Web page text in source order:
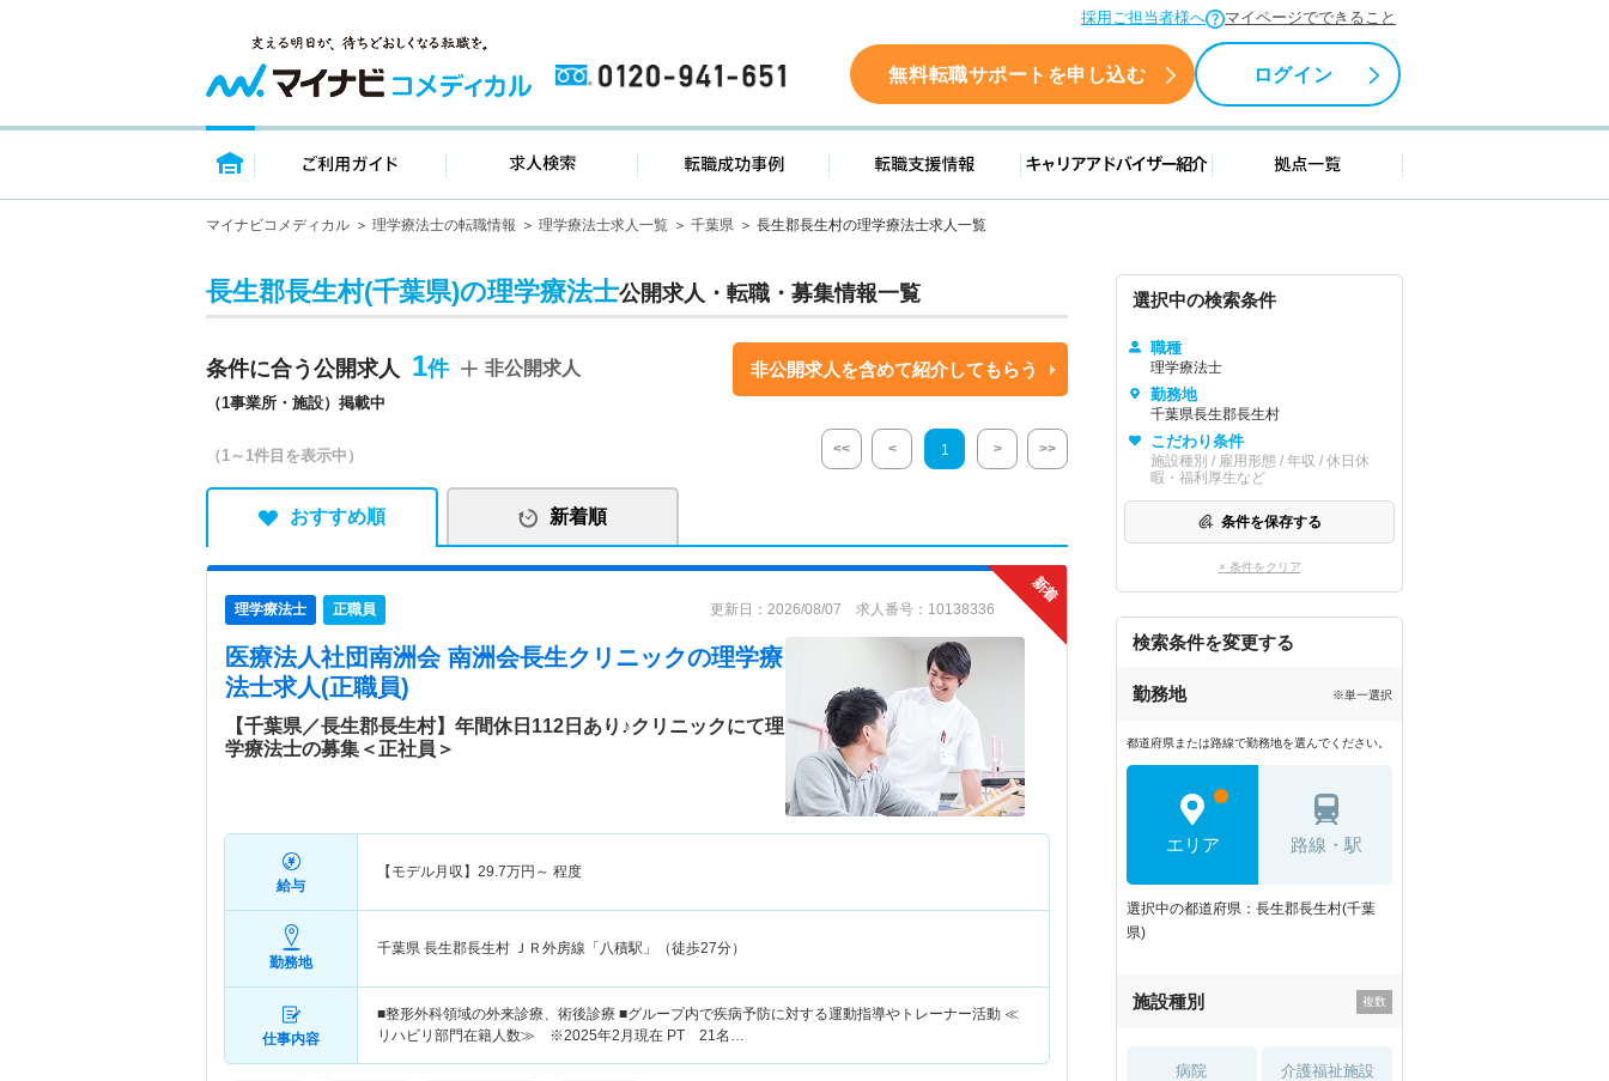
採用ご担当者様へ マイページでできること
0120-941-651 無料転職サポートを申し込む ログイン
トップページ ご利用ガイド 求人検索 転職成功事例 転職支援情報 キャリアアドバイザー紹介 拠点一覧
マイナビコメディカル 理学療法士の転職情報 理学療法士求人一覧 千葉県 長生郡長生村の理学療法士求人一覧
長生郡長生村(千葉県)の理学療法士公開求人・転職・募集情報一覧
条件に合う公開求人 1
（1事業所・施設）掲載中
非公開求人 非公開求人を含めて紹介してもらう
（1～1件目を表示中） << < 1 > >>
おすすめ順 新着順
理学療法士 正職員 更新日：2026/08/07 求人番号：10138336
医療法人社団南洲会 南洲会長生クリニックの理学療
法士求人(正職員)
【千葉県／長生郡長生村】年間休日112日あり♪クリニックにて理
学療法士の募集＜正社員＞
給与
【モデル月収】 29.7万円～ 程度
勤務地
千葉県 長生郡長生村 ＪＲ外房線「八積駅」（徒歩27分）
仕事内容
■整形外科領域の外来診療、術後診療 ■グループ内で疾病予防に対する運動指導やトレーナー活動 ≪
リハビリ部門在籍人数≫ ※2025年2月現在 PT 21名…
選択中の検索条件
職種
理学療法士
勤務地
千葉県長生郡長生村
こだわり条件
施設種別 / 雇用形態 / 年収 / 休日休
暇・福利厚生など
条件を保存する
× 条件をクリア
検索条件を変更する
勤務地 ※単一選択
都道府県または路線で勤務地を選んでください。
エリア 路線・駅
選択中の都道府県：長生郡長生村(千葉
県)
施設種別
病院 介護福祉施設